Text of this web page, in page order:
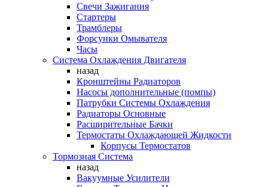
Свечи Зажигания
Стартеры
Трамблеры
Форсунки Омывателя
Часы
Система Охлаждения Двигателя
назад
Кронштейны Радиаторов
Насосы дополнительные (помпы)
Патрубки Системы Охлаждения
Радиаторы Основные
Расширительные Бачки
Термостаты Охлаждающей Жидкости
Корпусы Термостатов
Тормозная Система
назад
Вакуумные Усилители